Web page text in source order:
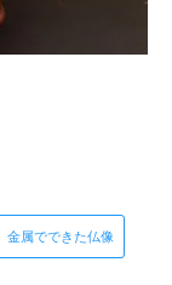
金属でできた仏像